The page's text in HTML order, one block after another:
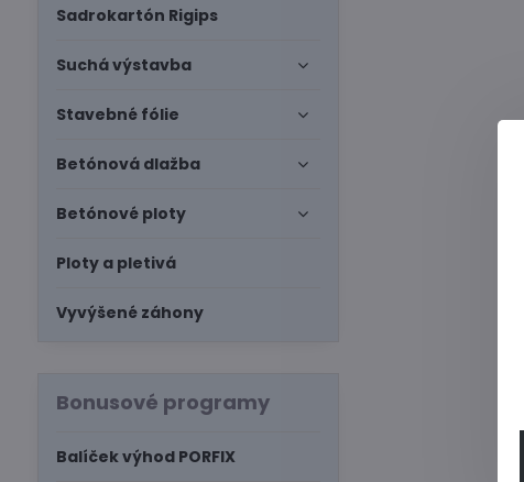
Sadrokartón Rigips
Suchá výstavba
Stavebné fólie
Betónová dlažba
Betónové ploty
Ploty a pletivá
Vyvýšené záhony
Bonusové programy
Balíček výhod PORFIX